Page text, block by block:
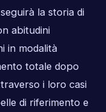
la storia di
abitudini
in modalità
totale dopo
i loro casi
di riferimento e